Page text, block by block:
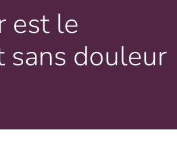
est le
sans douleur